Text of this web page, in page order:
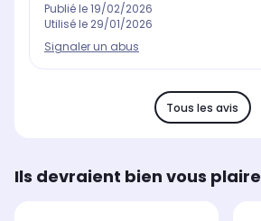
Publié le19/02/2026
Utilisé le 29/01/2026
Signaler un abus
Tous les avis
Ils devraient bien vous plaire